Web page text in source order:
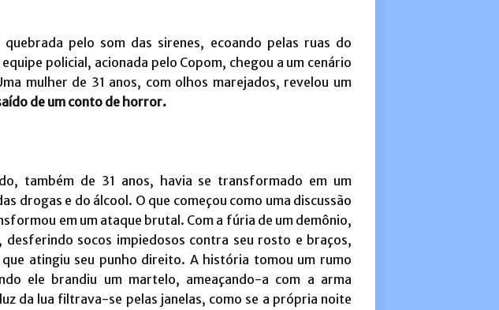
pelo som das sirenes, ecoando pelas ruas do
policial, acionada pelo Copom, chegou a um cenário
mulher de 31 anos, com olhos marejados, revelou um
de um conto de horror.
também de 31 anos, havia se transformado em um
drogas e do álcool. O que começou como uma discussão
em um ataque brutal. Com a fúria de um demônio,
desferindo socos impiedosos contra seu rosto e braços,
que atingiu seu punho direito. A história tomou um rumo
ele brandiu um martelo, ameaçando-a com a arma
da lua filtrava-se pelas janelas, como se a própria noite